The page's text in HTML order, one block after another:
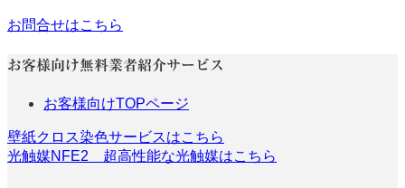
お問合せはこちら
お客様向け無料業者紹介サービス
お客様向けTOPページ
壁紙クロス染色サービスはこちら
光触媒NFE2 超高性能な光触媒はこちら